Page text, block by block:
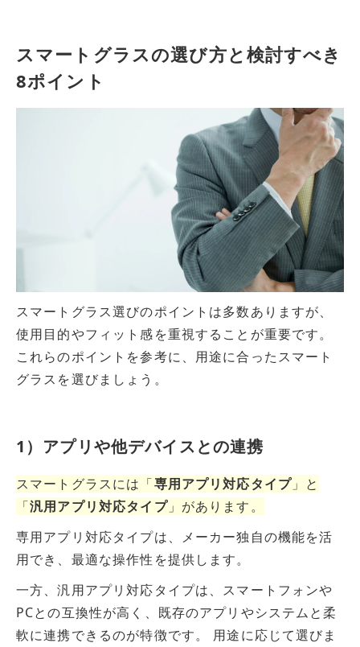
スマートグラスの選び方と検討すべき
8ポイント
スマートグラス選びのポイントは多数ありますが、
使用目的やフィット感を重視することが重要です。
これらのポイントを参考に、用途に合ったスマート
グラスを選びましょう。
1）アプリや他デバイスとの連携
スマートグラスには「専用アプリ対応タイプ 」と
「汎用アプリ対応タイプ」があります。
専用アプリ対応タイプは、メーカー独自の機能を活
用でき、最適な操作性を提供します。
一方、汎用アプリ対応タイプは、スマートフォンや
PCとの互換性が高く、既存のアプリやシステムと柔
軟に連携できるのが特徴です。 用途に応じて選びま